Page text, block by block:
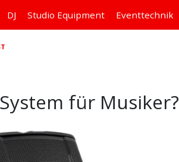
DJ Studio Equipment Eventtechnik
für Musiker?